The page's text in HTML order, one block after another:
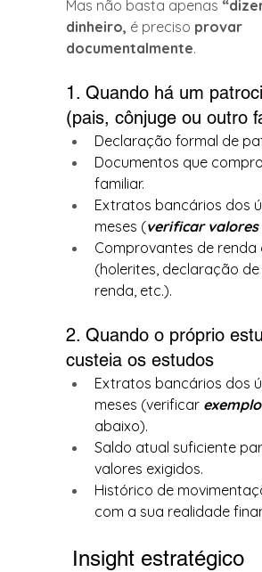
Mas não basta apenas
dinheiro, é preciso provar
documentalmente.
1. Quando há um
(pais, cônjuge ou outro
Declaração formal de
Documentos que
familiar.
Extratos bancários dos
meses (verificar valores
Comprovantes de renda
(holerites, declaração
renda, etc.).
2. Quando o próprio
custeia os estudos
Extratos bancários dos
meses (verificar
abaixo).
Saldo atual suficiente
valores exigidos.
Histórico de
com a sua realidade
Insight estratégico